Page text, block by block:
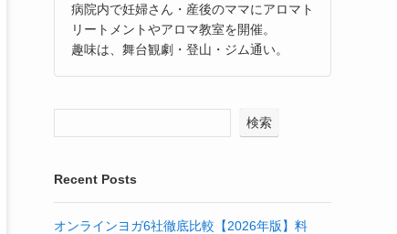
病院内で妊婦さん・産後のママにアロマト
リートメントやアロマ教室を開催。
趣味は、舞台観劇・登山・ジム通い。
検索
Recent Posts
オンラインヨガ6社徹底比較【2026年版】料